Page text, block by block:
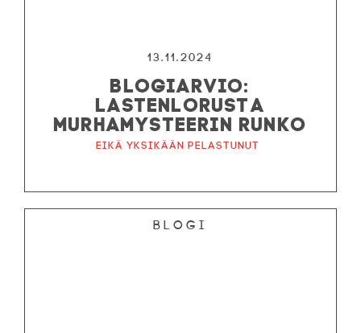
13.11.2024
BLOGIARVIO:
LASTENLORUSTA
MURHAMYSTEERIN RUNKO
Eikä yksikään pelastunut
Blogi